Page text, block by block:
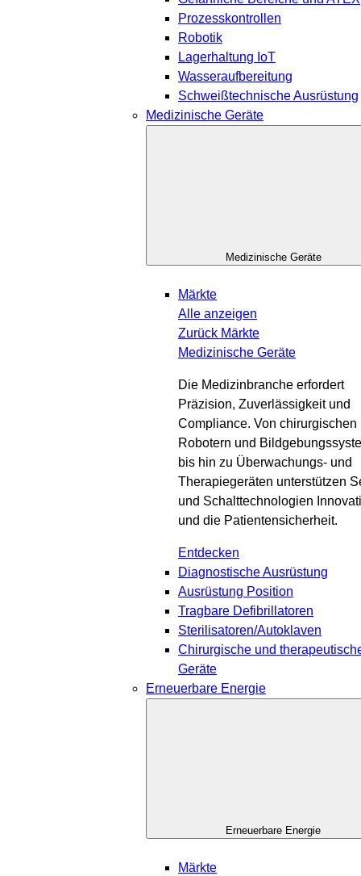
Prozesskontrollen
Robotik
Lagerhaltung IoT
Wasseraufbereitung
Schweißtechnische Ausrüstung
Medizinische Geräte
Medizinische Geräte
Märkte
Alle anzeigen
Zurück Märkte
Medizinische Geräte
Die Medizinbranche erfordert
Präzision, Zuverlässigkeit und
Compliance. Von chirurgischen
Robotern und
bis hin zu Überwachungs- und
Therapiegeräten unterstützen
und Schalttechnologien
und die Patientensicherheit.
Entdecken
Diagnostische Ausrüstung
Ausrüstung Position
Tragbare Defibrillatoren
Sterilisatoren/Autoklaven
Chirurgische und
Geräte
Erneuerbare Energie
Erneuerbare Energie
Märkte